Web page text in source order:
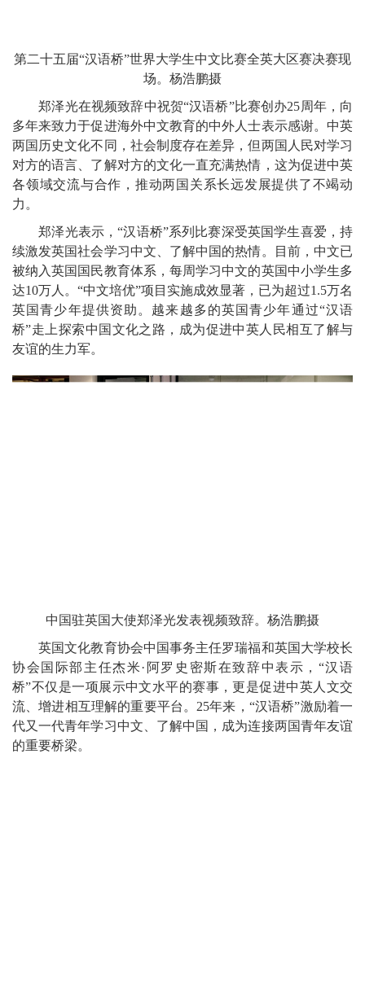
第二十五届“汉语桥”世界大学生中文比赛全英大区赛决赛现
场。杨浩鹏摄
郑泽光在视频致辞中祝贺“汉语桥”比赛创办25周年，向
多年来致力于促进海外中文教育的中外人士表示感谢。中英
两国历史文化不同，社会制度存在差异，但两国人民对学习
对方的语言、了解对方的文化一直充满热情，这为促进中英
各领域交流与合作，推动两国关系长远发展提供了不竭动
力。
郑泽光表示，“汉语桥”系列比赛深受英国学生喜爱，持
续激发英国社会学习中文、了解中国的热情。目前，中文已
被纳入英国国民教育体系，每周学习中文的英国中小学生多
达10万人。“中文培优”项目实施成效显著，已为超过1.5万名
英国青少年提供资助。越来越多的英国青少年通过“汉语
桥”走上探索中国文化之路，成为促进中英人民相互了解与
友谊的生力军。
中国驻英国大使郑泽光发表视频致辞。杨浩鹏摄
英国文化教育协会中国事务主任罗瑞福和英国大学校长
协会国际部主任杰米·阿罗史密斯在致辞中表示，“汉语
桥”不仅是一项展示中文水平的赛事，更是促进中英人文交
流、增进相互理解的重要平台。25年来，“汉语桥”激励着一
代又一代青年学习中文、了解中国，成为连接两国青年友谊
的重要桥梁。